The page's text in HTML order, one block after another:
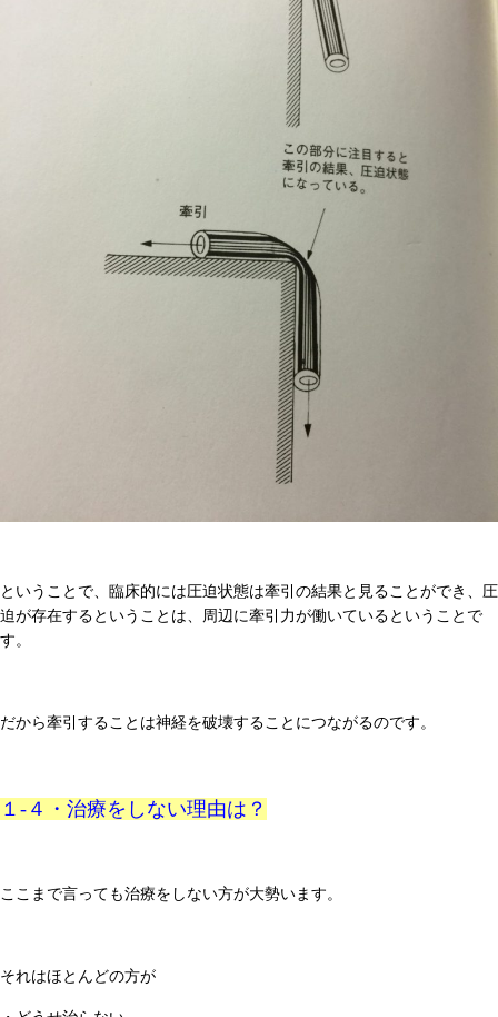
ということで、臨床的には圧迫状態は牽引の結果と見ることができ、圧
迫が存在するということは、周辺に牽引力が働いているということで
す。
だから牽引することは神経を破壊することにつながるのです。
１-４・治療をしない理由は？
ここまで言っても治療をしない方が大勢います。
それはほとんどの方が